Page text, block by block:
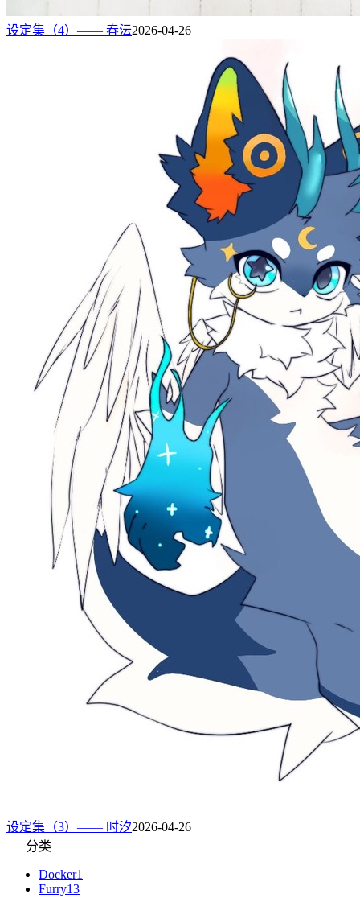
设定集（4）—— 春沄2026-04-26
设定集（3）—— 时汐2026-04-26
分类
Docker1
Furry13